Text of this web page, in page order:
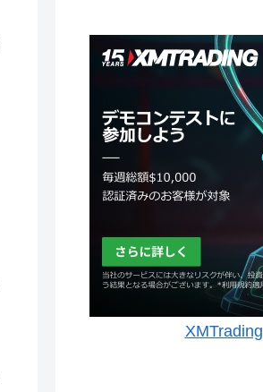
XMTrading